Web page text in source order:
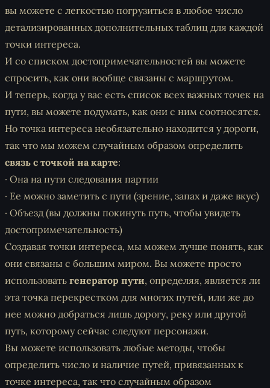
вы можете с легкостью погрузиться в любое число
детализированных дополнительных таблиц для каждой
точки интереса.
И со списком достопримечательностей вы можете
спросить, как они вообще связаны с маршрутом.
И теперь, когда у вас есть список всех важных точек на
пути, вы можете подумать, как они с ним соотносятся.
Но точка интереса необязательно находится у дороги,
так что мы можем случайным образом определить
связь с точкой на карте:
· Она на пути следования партии
· Ее можно заметить с пути (зрение, запах и даже вкус)
· Объезд (вы должны покинуть путь, чтобы увидеть
достопримечательность)
Создавая точки интереса, мы можем лучше понять, как
они связаны с большим миром. Вы можете просто
использовать генератор пути, определяя, является ли
эта точка перекрестком для многих путей, или же до
нее можно добраться лишь дорогу, реку или другой
путь, которому сейчас следуют персонажи.
Вы можете использовать любые методы, чтобы
определить число и наличие путей, привязанных к
точке интереса, так что случайным образом